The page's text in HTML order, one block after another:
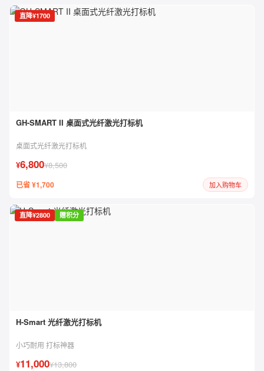
直降¥1700
GH-SMART II 桌面式光纤激光打标机
桌面式光纤激光打标机
¥6,800¥8,500
已省 ¥1,700 加入购物车
直降¥2800 赠积分
H-Smart 光纤激光打标机
小巧耐用 打标神器
¥11,000¥13,800